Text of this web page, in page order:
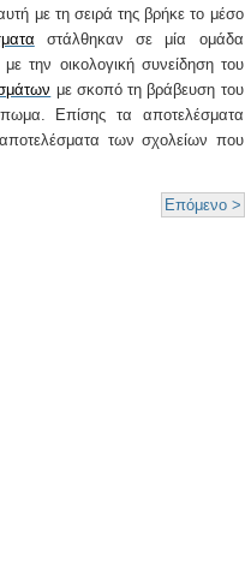
με τη σειρά της βρήκε το μέσο
στάλθηκαν σε μία ομάδα
την οικολογική συνείδηση του
με σκοπό τη βράβευση του
Επίσης τα αποτελέσματα
των σχολείων που
Επόμενο >